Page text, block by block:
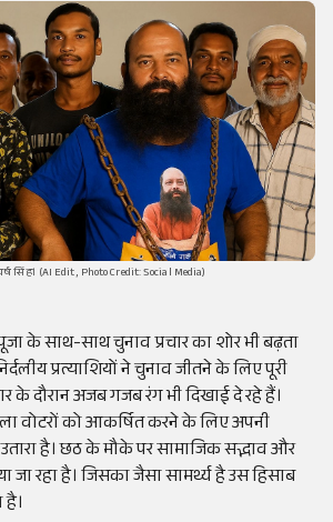
सिंह। (AI Edit, Photo Credit: Social Media)
के साथ-साथ चुनाव प्रचार का शोर भी बढ़ता
प्रत्याशियों ने चुनाव जीतने के लिए पूरी
के दौरान अजब गजब रंग भी दिखाई दे रहे हैं।
वोटरों को आकर्षित करने के लिए अपनी
उतारा है। छठ के मौके पर सामाजिक सद्भाव और
जा रहा है। जिसका जैसा सामर्थ्य है उस हिसाब